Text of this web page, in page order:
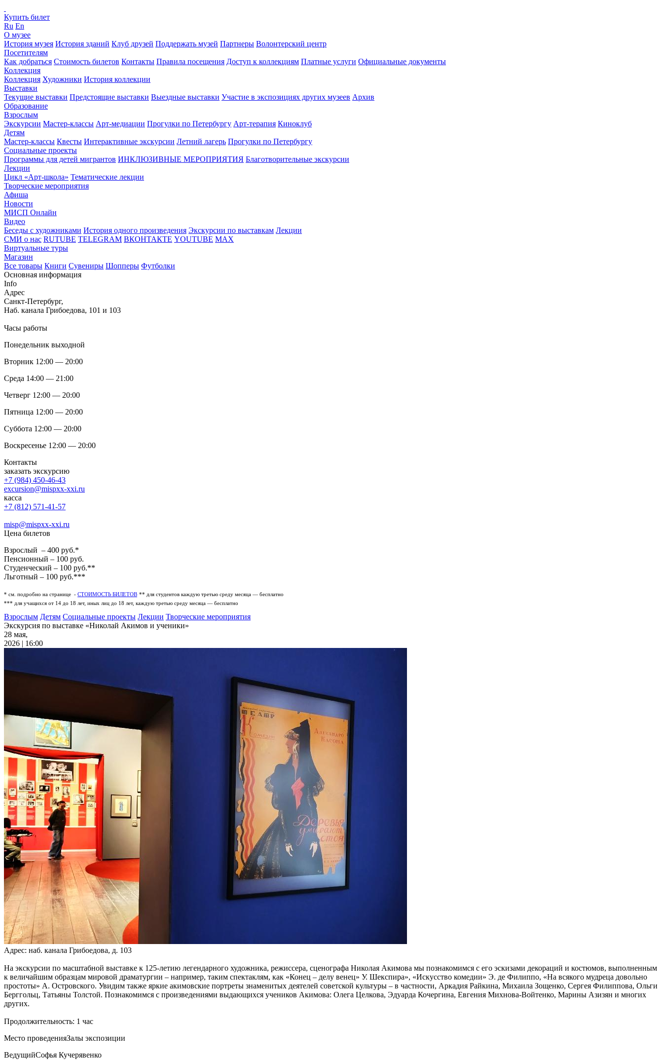
Купить билет
Ru En
О музее
История музея История зданий Клуб друзей Поддержать музей Партнеры Волонтерский центр
Посетителям
Как добраться Стоимость билетов Контакты Правила посещения Доступ к коллекциям Платные услуги Официальные документы
Коллекция
Коллекция Художники История коллекции
Выставки
Текущие выставки Предстоящие выставки Выездные выставки Участие в экспозициях других музеев Архив
Образование
Взрослым
Экскурсии Мастер-классы Арт-медиации Прогулки по Петербургу Арт-терапия Киноклуб
Детям
Мастер-классы Квесты Интерактивные экскурсии Летний лагерь Прогулки по Петербургу
Социальные проекты
Программы для детей мигрантов ИНКЛЮЗИВНЫЕ МЕРОПРИЯТИЯ Благотворительные экскурсии
Лекции
Цикл «Арт-школа» Тематические лекции
Творческие мероприятия
Афиша
Новости
МИСП Онлайн
Видео
Беседы с художниками История одного произведения Экскурсии по выставкам Лекции
СМИ о нас RUTUBE TELEGRAM ВКОНТАКТЕ YOUTUBE MAX
Виртуальные туры
Магазин
Все товары Книги Сувениры Шопперы Футболки
Основная информация
Info
Адрес
Санкт-Петербург,
Наб. канала Грибоедова, 101 и 103
Часы работы
Понедельник выходной
Вторник 12:00 — 20:00
Среда 14:00 — 21:00
Четверг 12:00 — 20:00
Пятница 12:00 — 20:00
Суббота 12:00 — 20:00
Воскресенье 12:00 — 20:00
Контакты
заказать экскурсию
+7 (984) 450-46-43
excursion@mispxx-xxi.ru
касса
+7 (812) 571-41-57
misp@mispxx-xxi.ru
Цена билетов
Взрослый – 400 руб.*
Пенсионный – 100 руб.
Студенческий – 100 руб.**
Льготный – 100 руб.***
* см. подробно на странице - СТОИМОСТЬ БИЛЕТОВ ** для студентов каждую третью среду месяца — бесплатно
*** для учащихся от 14 до 18 лет, иных лиц до 18 лет, каждую третью среду месяца — бесплатно
Взрослым Детям Социальные проекты Лекции Творческие мероприятия
Экскурсия по выставке «Николай Акимов и ученики»
28 мая,
2026 | 16:00
Адрес: наб. канала Грибоедова, д. 103
На экскурсии по масштабной выставке к 125-летию легендарного художника, режиссера, сценографа Николая Акимова мы познакомимся с его эскизами декораций и костюмов, выполненным
к величайшим образцам мировой драматургии – например, таким спектаклям, как «Конец – делу венец» У. Шекспира», «Искусство комедии» Э. де Филиппо, «На всякого мудреца довольно
простоты» А. Островского. Увидим также яркие акимовские портреты знаменитых деятелей советской культуры – в частности, Аркадия Райкина, Михаила Зощенко, Сергея Филиппова, Ольги
Берггольц, Татьяны Толстой. Познакомимся с произведениями выдающихся учеников Акимова: Олега Целкова, Эдуарда Кочергина, Евгения Михнова-Войтенко, Марины Азизян и многих
других.
Продолжительность: 1 час
Место проведенияЗалы экспозиции
ВедущийСофья Кучерявенко